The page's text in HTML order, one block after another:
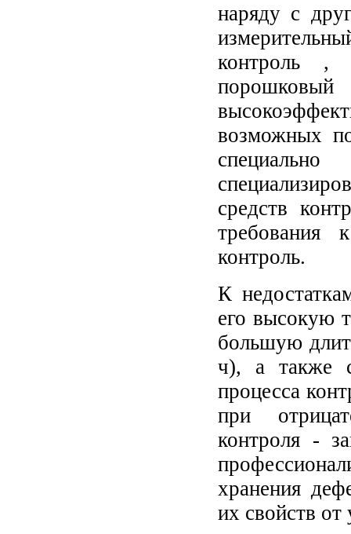
наряду с
контроль ,
возможных
средств
требования
контроль.
К
его высокую
большую
ч), а также
процесса
при
контроля -
хранения
их свойств от